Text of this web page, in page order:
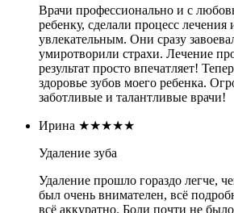
Врачи профессионально и с
ребенку, сделали процесс
увлекательным. Они сразу
умиротворили страхи. Лечение
результат просто впечатляет!
здоровье зубов моего ребенка.
заботливые и талантливые врачи!
Ирина ★★★★★
Удаление зуба
Удаление прошло гораздо легче,
был очень внимателен, всё
всё аккуратно. Боли почти не